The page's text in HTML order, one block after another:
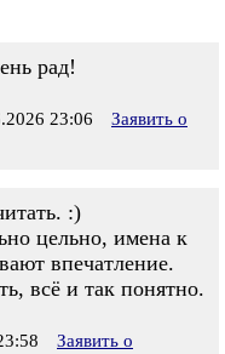
рад!
23:06
Заявить о
:)
цельно, имена к
впечатление.
всё и так понятно.
Заявить о